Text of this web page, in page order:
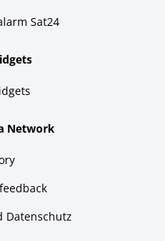
Sat24
Network
Datenschutz